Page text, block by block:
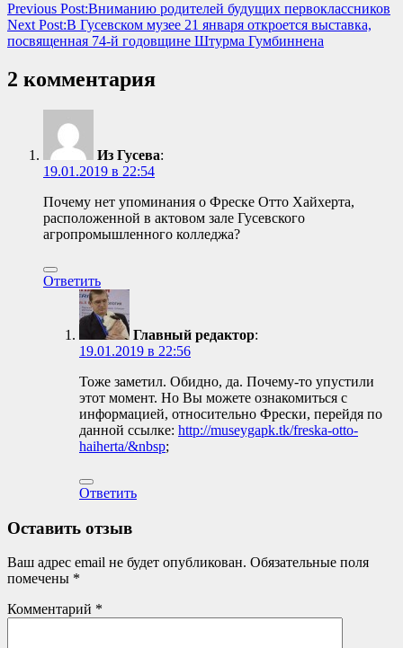
Previous Post:Вниманию родителей будущих первоклассников
Next Post:В Гусевском музее 21 января откроется выставка,
посвященная 74-й годовщине Штурма Гумбиннена
2 комментария
Из Гусева:
19.01.2019 в 22:54
Почему нет упоминания о Фреске Отто Хайхерта,
расположенной в актовом зале Гусевского
агропромышленного колледжа?
Ответить
Главный редактор:
19.01.2019 в 22:56
Тоже заметил. Обидно, да. Почему-то упустили
этот момент. Но Вы можете ознакомиться с
информацией, относительно Фрески, перейдя по
данной ссылке: http://museygapk.tk/freska-otto-
haiherta/&nbsp;
Ответить
Оставить отзыв
Ваш адрес email не будет опубликован. Обязательные поля
помечены *
Комментарий *